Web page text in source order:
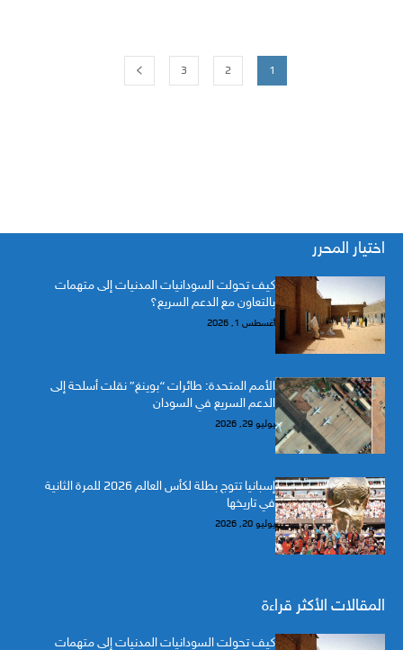
1
2
3
اختيار المحرر
كيف تحولت السودانيات المدنيات إلى متهمات
بالتعاون مع الدعم السريع؟
أغسطس 1, 2026
الأمم المتحدة: طائرات “بوينغ” نقلت أسلحة إلى
الدعم السريع في السودان
يوليو 29, 2026
إسبانيا تتوج بطلة لكأس العالم 2026 للمرة الثانية
في تاريخها
يوليو 20, 2026
المقالات الأكثر قراءة
كيف تحولت السودانيات المدنيات إلى متهمات